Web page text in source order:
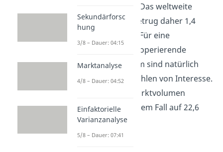
Milliarden Stück. Das weltweite
Marktvolumen betrug daher 1,4
Milliarden Stück. Für eine
deutschlandweit operierende
Verkaufsplattform sind natürlich
deutsche Stückzahlen von Interesse.
Das passende Marktvolumen
schrumpft in diesem Fall auf 22,6
Millionen Stück.
Sekundärforsc
hung
3/8 – Dauer: 04:15
Marktanalyse
4/8 – Dauer: 04:52
Einfaktorielle
Varianzanalyse
5/8 – Dauer: 07:41